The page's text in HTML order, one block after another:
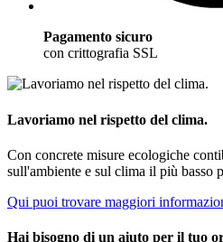
Pagamento sicuro
con crittografia SSL
Lavoriamo nel rispetto del clima.
Con concrete misure ecologiche
sull'ambiente e sul clima il più basso
Qui puoi trovare maggiori
Hai bisogno di un aiuto per il tuo